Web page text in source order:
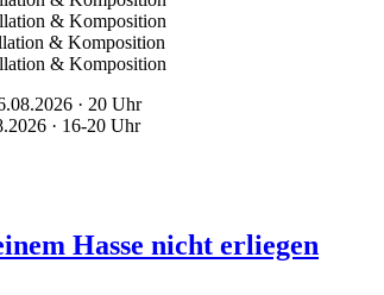
& Komposition
& Komposition
& Komposition
· 20 Uhr
· 16-20 Uhr
Hasse nicht erliegen